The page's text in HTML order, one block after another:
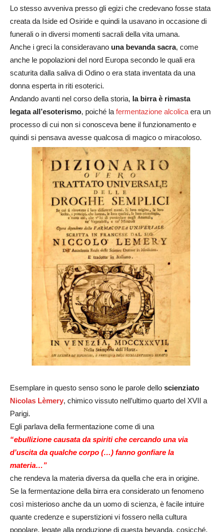
Lo stesso avveniva presso gli egizi che credevano fosse stata
creata da Iside ed Osiride e quindi la usavano in occasione di
funerali o in diversi momenti sacrali della vita umana.
Anche i greci la consideravano una bevanda sacra, come
anche le popolazioni del nord Europa secondo le quali era
scaturita dalla saliva di Odino o era stata inventata da una
donna esperta in riti esoterici.
Andando avanti nel corso della storia, la birra è rimasta
legata all’esoterismo, poiché la fermentazione alcolica era un
processo di cui non si conosceva bene il funzionamento e
quindi si pensava avesse qualcosa di magico o miracoloso.
Esemplare in questo senso sono le parole dello scienziato
Nicolas Lèmery, chimico vissuto nell’ultimo quarto del XVII a
Parigi.
Egli parlava della fermentazione come di una
“ebullizione causata da spiriti che cercando una via
d’uscita da qualche corpo (…) fanno gonfiare la
materia…”
che rendeva la materia diversa da quella che era in origine.
Se la fermentazione della birra era considerato un fenomeno
così misterioso anche da un uomo di scienza, è facile intuire
quante credenze e superstizioni vi fossero nella cultura
popolare, legate alla produzione di questa bevanda, cosicché,